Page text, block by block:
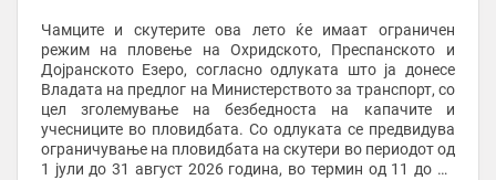
Чамците и скутерите ова лето ќе имаат ограничен
режим на пловење на Охридското, Преспанското и
Дојранското Езеро, согласно одлуката што ја донесе
Владата на предлог на Министерството за транспорт, со
цел зголемување на безбедноста на капачите и
учесниците во пловидбата. Со одлуката се предвидува
ограничување на пловидбата на скутери во периодот од
1 јули до 31 август 2026 година, во термин од 11 до 19